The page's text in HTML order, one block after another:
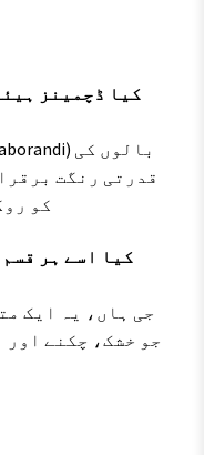
قدرتی رنگت
کو
جی ہاں، یہ ایک
جو خشک، چکنے